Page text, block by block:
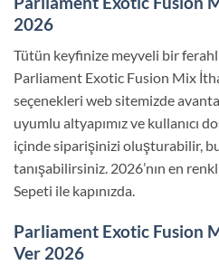
2026
Tütün keyfinize meyveli bir
Parliament Exotic Fusion Mix
seçenekleri web sitemizde
uyumlu altyapımız ve kullanıcı
içinde siparişinizi oluşturabilir,
tanışabilirsiniz. 2026’nın en
Sepeti ile kapınızda.
Parliament Exotic Fusion
Ver 2026